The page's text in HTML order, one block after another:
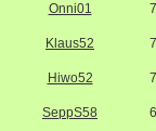
Onni01
Klaus52
Hiwo52
SeppS58